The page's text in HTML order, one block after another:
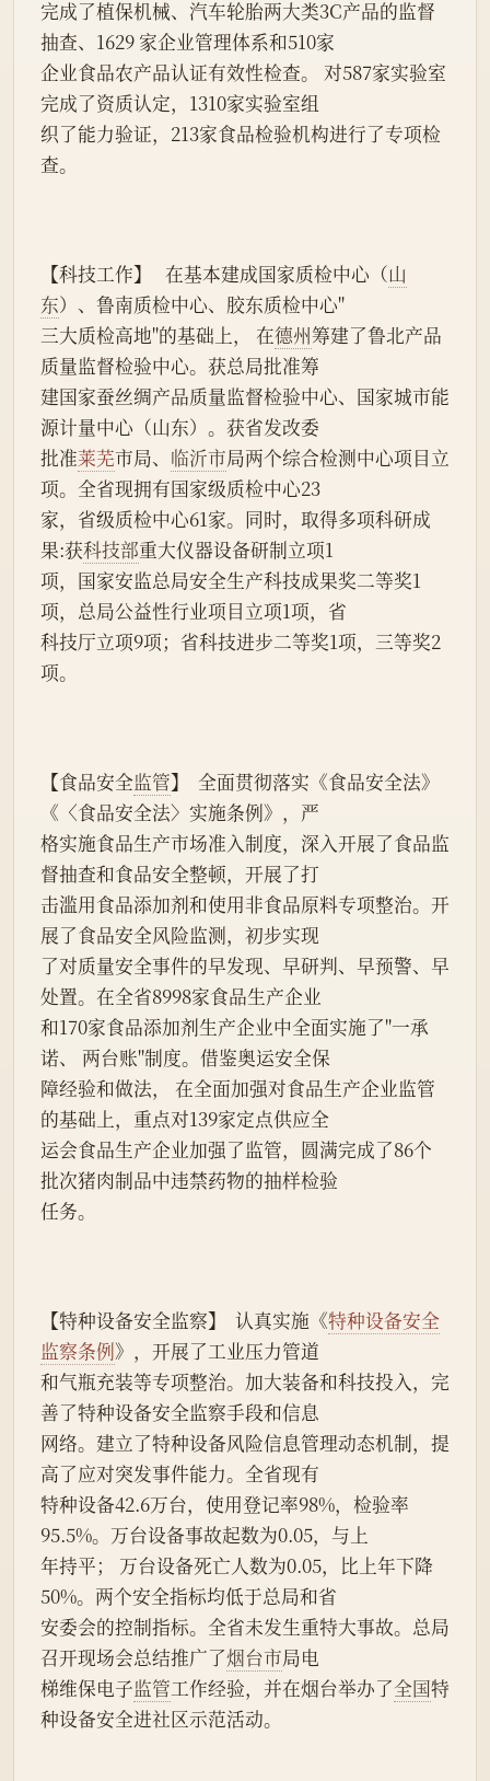
完成了植保机械、汽车轮胎两大类3C产品的监督
抽查、1629 家企业管理体系和510家
企业食品农产品认证有效性检查。 对587家实验室
完成了资质认定，1310家实验室组
织了能力验证，213家食品检验机构进行了专项检
查。
【科技工作】   在基本建成国家质检中心（山
东）、鲁南质检中心、胶东质检中心"
三大质检高地"的基础上， 在德州筹建了鲁北产品
质量监督检验中心。获总局批准筹
建国家蚕丝绸产品质量监督检验中心、国家城市能
源计量中心（山东）。获省发改委
批准莱芜市局、 临沂市局两个综合检测中心项目立
项。全省现拥有国家级质检中心23
家，省级质检中心61家。同时，取得多项科研成
果:获科技部重大仪器设备研制立项1
项，国家安监总局安全生产科技成果奖二等奖1
项，总局公益性行业项目立项1项，省
科技厅立项9项；省科技进步二等奖1项，三等奖2
项。
【食品安全监管】  全面贯彻落实《食品安全法》
《〈食品安全法〉实施条例》，严
格实施食品生产市场准入制度，深入开展了食品监
督抽查和食品安全整顿，开展了打
击滥用食品添加剂和使用非食品原料专项整治。开
展了食品安全风险监测，初步实现
了对质量安全事件的早发现、早研判、早预警、早
处置。在全省8998家食品生产企业
和170家食品添加剂生产企业中全面实施了"一承
诺、 两台账"制度。借鉴奥运安全保
障经验和做法， 在全面加强对食品生产企业监管
的基础上，重点对139家定点供应全
运会食品生产企业加强了监管，圆满完成了86个
批次猪肉制品中违禁药物的抽样检验
任务。
【特种设备安全监察】  认真实施《特种设备安全
监察条例》，开展了工业压力管道
和气瓶充装等专项整治。加大装备和科技投入，完
善了特种设备安全监察手段和信息
网络。建立了特种设备风险信息管理动态机制，提
高了应对突发事件能力。全省现有
特种设备42.6万台，使用登记率98%，检验率
95.5%。万台设备事故起数为0.05，与上
年持平； 万台设备死亡人数为0.05，比上年下降
50%。两个安全指标均低于总局和省
安委会的控制指标。全省未发生重特大事故。总局
召开现场会总结推广了烟台市局电
梯维保电子监管工作经验，并在烟台举办了全国特
种设备安全进社区示范活动。